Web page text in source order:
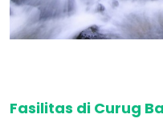
Fasilitas di Curug